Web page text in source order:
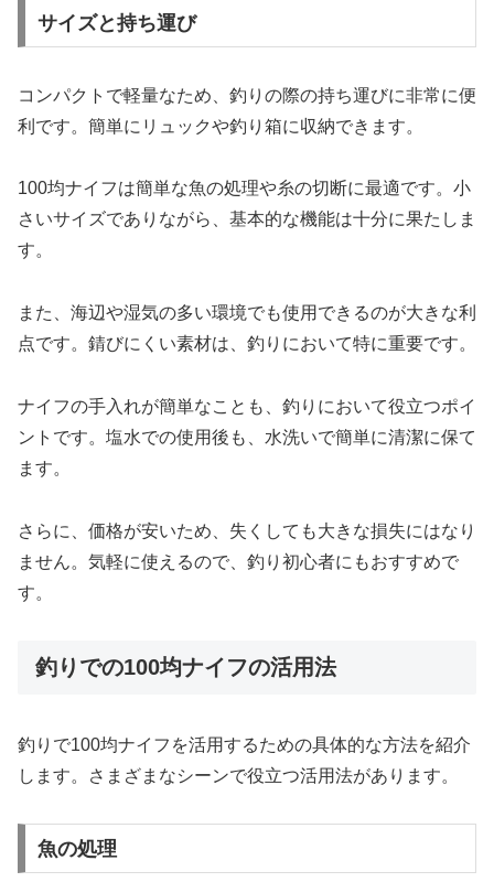
サイズと持ち運び
コンパクトで軽量なため、釣りの際の持ち運びに非常に便
利です。簡単にリュックや釣り箱に収納できます。
100均ナイフは簡単な魚の処理や糸の切断に最適です。小
さいサイズでありながら、基本的な機能は十分に果たしま
す。
また、海辺や湿気の多い環境でも使用できるのが大きな利
点です。錆びにくい素材は、釣りにおいて特に重要です。
ナイフの手入れが簡単なことも、釣りにおいて役立つポイ
ントです。塩水での使用後も、水洗いで簡単に清潔に保て
ます。
さらに、価格が安いため、失くしても大きな損失にはなり
ません。気軽に使えるので、釣り初心者にもおすすめで
す。
釣りでの100均ナイフの活用法
釣りで100均ナイフを活用するための具体的な方法を紹介
します。さまざまなシーンで役立つ活用法があります。
魚の処理